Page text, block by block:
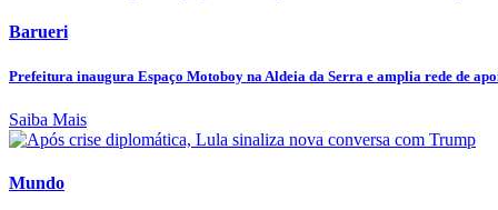
Barueri
Prefeitura inaugura Espaço Motoboy na Aldeia da Serra e amplia rede de
Saiba Mais
Mundo